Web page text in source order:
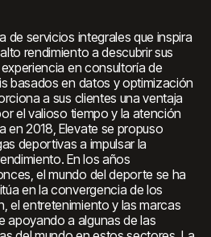
de servicios integrales que inspira
rendimiento a descubrir sus
en consultoría de
basados en datos y optimización
a sus clientes una ventaja
el valioso tiempo y la atención
en 2018, Elevate se propuso
deportivas a impulsar la
En los años
el mundo del deporte se ha
en la convergencia de los
el entretenimiento y las marcas
apoyando a algunas de las